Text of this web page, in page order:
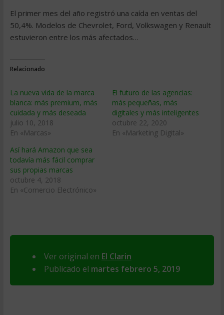
El primer mes del año registró una caída en ventas del
50,4%. Modelos de Chevrolet, Ford, Volkswagen y Renault
estuvieron entre los más afectados…
Relacionado
La nueva vida de la marca
blanca: más premium, más
cuidada y más deseada
julio 10, 2018
En «Marcas»
El futuro de las agencias:
más pequeñas, más
digitales y más inteligentes
octubre 22, 2020
En «Marketing Digital»
Así hará Amazon que sea
todavía más fácil comprar
sus propias marcas
octubre 4, 2018
En «Comercio Electrónico»
Ver original en El Clarin
Publicado el martes febrero 5, 2019